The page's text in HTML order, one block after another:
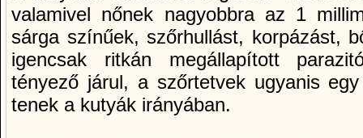
valamivel nőnek nagyobbra az 1
sárga szí­nűek, szőrhullást, korpázást,
igencsak ritkán megállapí­tott
tényező járul, a szőrtetvek ugyanis
tenek a kutyák irányában.